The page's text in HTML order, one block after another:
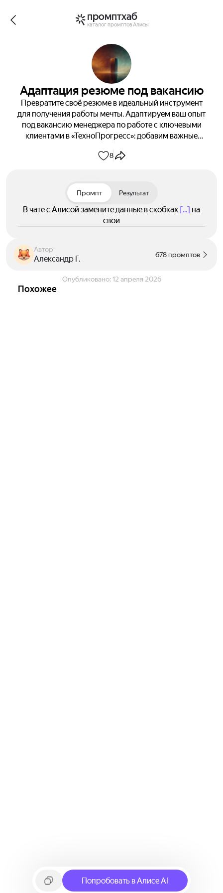
промптхаб
каталог промптов Алисы
Адаптация резюме под вакансию
Превратите своё резюме в идеальный инструмент
для получения работы мечты. Адаптируем ваш опыт
под вакансию менеджера по работе с ключевыми
клиентами в «ТехноПрогресс»: добавим важные
ключевые достижения. Получите резюме, которое
8
Промпт Результат
В чате с Алисой замените данные в скобках [...] на
свои
Автор
Александр Г. 678 промптов
Опубликовано: 12 апреля 2026
Похожее
Попробовать в Алисе AI